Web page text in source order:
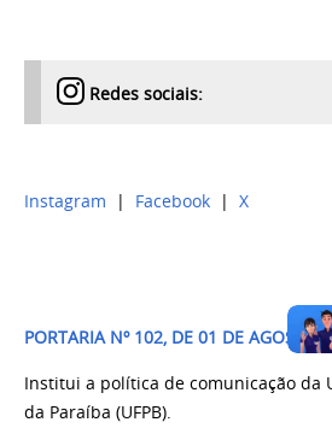
Redes sociais:
Instagram | Facebook | X
PORTARIA Nº 102, DE 01 DE AGOSTO
Institui a política de comunicação da
da Paraíba (UFPB).